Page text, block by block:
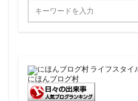
にほんブログ村